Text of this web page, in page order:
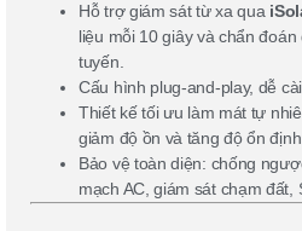
Hỗ trợ giám sát từ xa qua
liệu mỗi 10 giây và chẩn
tuyến.
Cấu hình plug-and-play, dễ
Thiết kế tối ưu làm mát tự
giảm độ ồn và tăng độ ổn
Bảo vệ toàn diện: chống
mạch AC, giám sát chạm đất,